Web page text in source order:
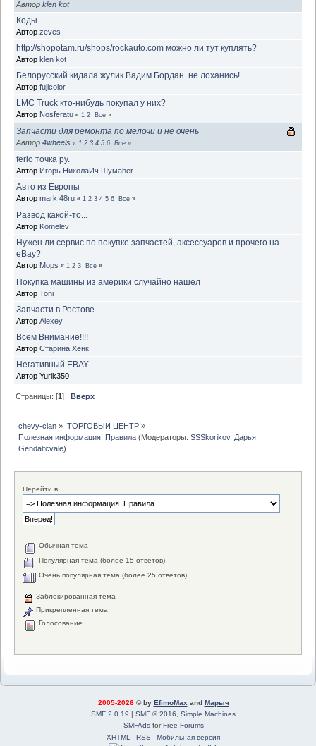
Автор klen kot
Коды
Автор zeves
http://shopotam.ru/shops/rockauto.com можно ли тут куплять?
Автор klen kot
Белорусский кидала жулик Вадим Бордан. не лоханись!
Автор fujicolor
LMC Truck кто-нибудь покупал у них?
Автор Nosferatu « 1 2 Все »
Запчасти для ремонта по мелочи и не очень
Автор 4wheels « 1 2 3 4 5 6 Все »
ferio точка ру.
Автор Игорь НиколаИч Шумаher
Авто из Европы
Автор mark 48ru « 1 2 3 4 5 6 Все »
Развод какой-то...
Автор Komelev
Нужен ли сервис по покупке запчастей, аксессуаров и прочего на
eBay?
Автор Mops « 1 2 3 Все »
Покупка машины из америки случайно нашел
Автор Toni
Запчасти в Ростове
Автор Alexey
Всем Внимание!!!!
Автор Старина Хенк
Негативный EBAY
Автор Yurik350
Страницы: [1]Вверх
chevy-clan » ТОРГОВЫЙ ЦЕНТР»
Полезная информация. Правила (Модераторы:SSSkorikov, Дарья
Gendalfcvale)
Перейти в:
Обычная тема
Популярная тема (более 15 ответов)
Очень популярная тема (более 25 ответов)
Заблокированная тема
Прикрепленная тема
Голосование
2005-2026© by EfimoMax and Марыч
SMF 2.0.19 | SMF © 2016
Simple Machines
SMFAdsforFree Forums
XHTML
RSS Мобильная версия